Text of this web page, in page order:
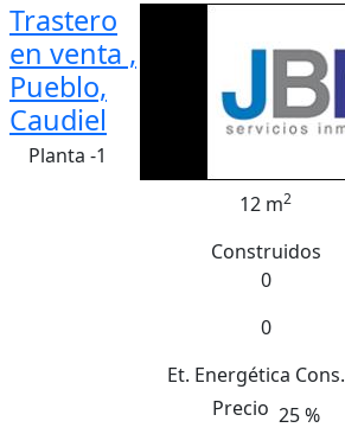
Trastero
en venta ,
Pueblo,
Caudiel
Planta -1
12 m2
Construidos
0
0
Et. Energética Cons.
Precio 25 %